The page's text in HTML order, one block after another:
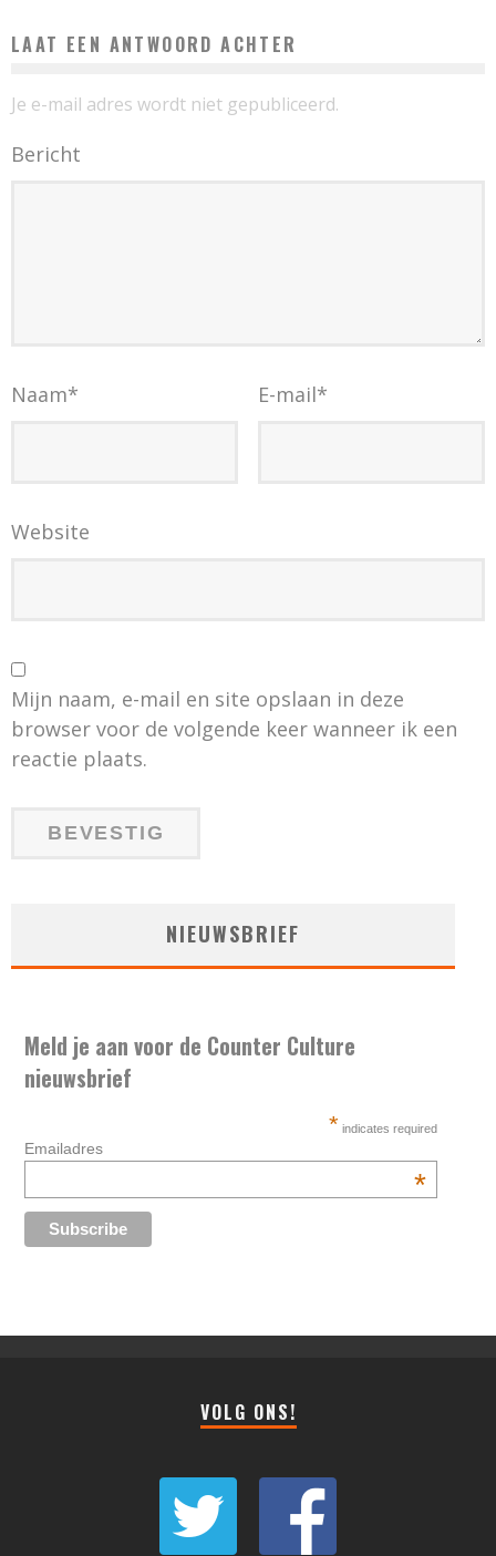
LAAT EEN ANTWOORD ACHTER
Je e-mail adres wordt niet gepubliceerd.
Bericht
Naam* E-mail*
Website
Mijn naam, e-mail en site opslaan in deze
browser voor de volgende keer wanneer ik een
reactie plaats.
NIEUWSBRIEF
Meld je aan voor de Counter Culture
nieuwsbrief
* indicates required
Emailadres
*
VOLG ONS!